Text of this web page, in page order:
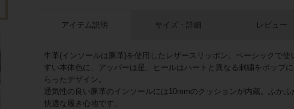
アイテム説明
牛革(インソールは豚革)を使用したレザースリッポン。ベーシックで使
すい本体色に、アッパーは星、ヒールはハートと異なる刺繍をポップに
らったデザイン。
通気性の良い豚革のインソールには10mmのクッションが内蔵。ふかふ
快適な履き心地です。
サイズ・詳細 レビュー